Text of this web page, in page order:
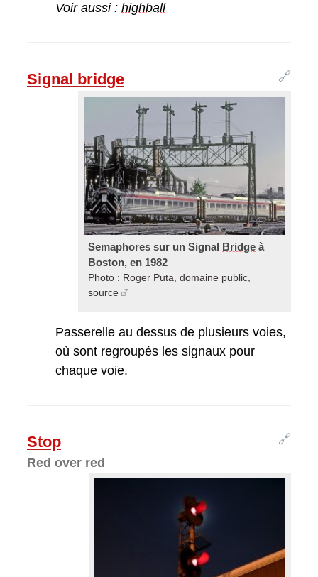
Voir aussi : highball
🔗
Signal bridge
Semaphores sur un Signal Bridge à
Boston, en 1982
Photo : Roger Puta, domaine public,
source
Passerelle au dessus de plusieurs voies,
où sont regroupés les signaux pour
chaque voie.
🔗
Stop
Red over red